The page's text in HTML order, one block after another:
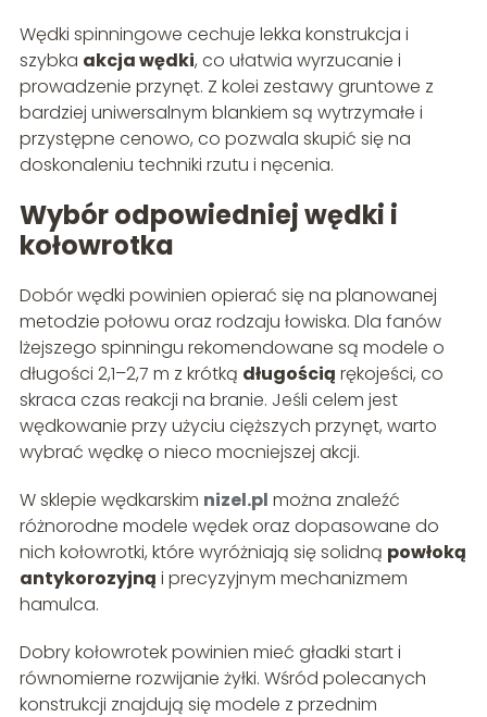
Wędki spinningowe cechuje lekka konstrukcja i
szybka akcja wędki, co ułatwia wyrzucanie i
prowadzenie przynęt. Z kolei zestawy gruntowe z
bardziej uniwersalnym blankiem są wytrzymałe i
przystępne cenowo, co pozwala skupić się na
doskonaleniu techniki rzutu i nęcenia.
Wybór odpowiedniej wędki i
kołowrotka
Dobór wędki powinien opierać się na planowanej
metodzie połowu oraz rodzaju łowiska. Dla fanów
lżejszego spinningu rekomendowane są modele o
długości 2,1–2,7 m z krót­ką długością rękojeści, co
skraca czas reakcji na branie. Jeśli celem jest
wędkowanie przy użyciu cięższych przynęt, warto
wybrać wędkę o nieco mocniejszej akcji.
W sklepie wędkarskim nizel.pl można znaleźć
różnorodne modele wędek oraz dopasowane do
nich kołowrotki, które wyróżniają się solidną powłoką
antykorozyjną i precyzyjnym mechanizmem
hamulca.
Dobry kołowrotek powinien mieć gładki start i
równomierne rozwijanie żyłki. Wśród polecanych
konstrukcji znajdują się modele z przednim